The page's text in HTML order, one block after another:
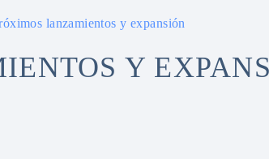
lanzamientos y expansión
Y